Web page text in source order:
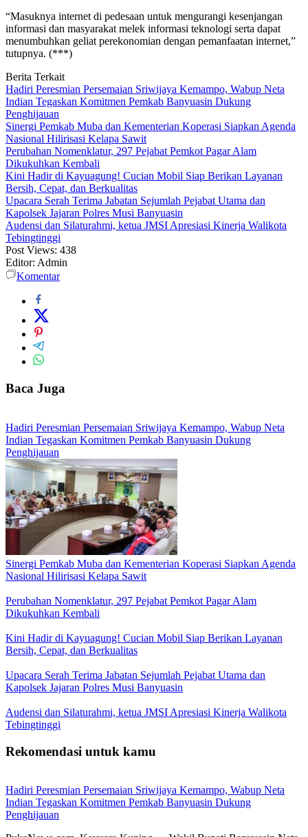
“Masuknya internet di pedesaan untuk mengurangi kesenjangan
informasi dan masyarakat melek informasi teknologi serta dapat
menumbuhkan geliat perekonomian dengan pemanfaatan internet,”
tutupnya. (***)
Berita Terkait
Hadiri Peresmian Persemaian Sriwijaya Kemampo, Wabup Neta
Indian Tegaskan Komitmen Pemkab Banyuasin Dukung
Penghijauan
Sinergi Pemkab Muba dan Kementerian Koperasi Siapkan Agenda
Nasional Hilirisasi Kelapa Sawit
Perubahan Nomenklatur, 297 Pejabat Pemkot Pagar Alam
Dikukuhkan Kembali
Kini Hadir di Kayuagung! Cucian Mobil Siap Berikan Layanan
Bersih, Cepat, dan Berkualitas
Upacara Serah Terima Jabatan Sejumlah Pejabat Utama dan
Kapolsek Jajaran Polres Musi Banyuasin
Audensi dan Silaturahmi, ketua JMSI Apresiasi Kinerja Walikota
Tebingtinggi
Post Views: 438
Editor: Admin
Komentar
Baca Juga
Hadiri Peresmian Persemaian Sriwijaya Kemampo, Wabup Neta
Indian Tegaskan Komitmen Pemkab Banyuasin Dukung
Penghijauan
Sinergi Pemkab Muba dan Kementerian Koperasi Siapkan Agenda
Nasional Hilirisasi Kelapa Sawit
Perubahan Nomenklatur, 297 Pejabat Pemkot Pagar Alam
Dikukuhkan Kembali
Kini Hadir di Kayuagung! Cucian Mobil Siap Berikan Layanan
Bersih, Cepat, dan Berkualitas
Upacara Serah Terima Jabatan Sejumlah Pejabat Utama dan
Kapolsek Jajaran Polres Musi Banyuasin
Audensi dan Silaturahmi, ketua JMSI Apresiasi Kinerja Walikota
Tebingtinggi
Rekomendasi untuk kamu
Hadiri Peresmian Persemaian Sriwijaya Kemampo, Wabup Neta
Indian Tegaskan Komitmen Pemkab Banyuasin Dukung
Penghijauan